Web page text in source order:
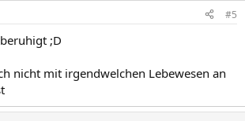
#5
;D
nicht mit irgendwelchen Lebewesen an